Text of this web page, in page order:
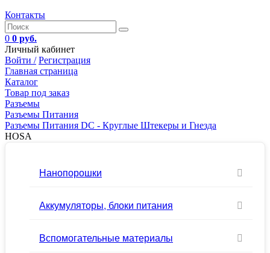
Контакты
0 0 руб.
Личный кабинет
Войти / Регистрация
Главная страница
Каталог
Товар под заказ
Разъемы
Разъемы Питания
Разъемы Питания DC - Круглые Штекеры и Гнезда
HOSA
Нанопорошки
Аккумуляторы, блоки питания
Вспомогательные материалы